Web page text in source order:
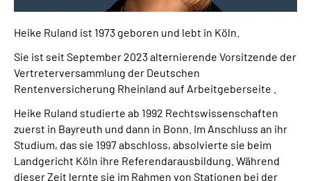
Suche
Mein Kundenportal
Heike Ruland ist 1973 geboren und lebt in Köln.
Sie ist seit September 2023 alternierende Vorsitzende der
Vertreterversammlung der Deutschen
Rentenversicherung Rheinland auf Arbeitgeberseite .
Heike Ruland studierte ab 1992 Rechtswissenschaften
zuerst in Bayreuth und dann in Bonn. Im Anschluss an ihr
Studium, das sie 1997 abschloss, absolvierte sie beim
Landgericht Köln ihre Referendarausbildung. Während
dieser Zeit lernte sie im Rahmen von Stationen bei der